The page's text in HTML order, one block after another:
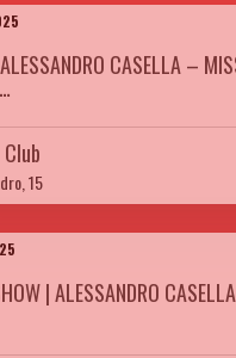
CASELLA –
15
| ALESSANDRO